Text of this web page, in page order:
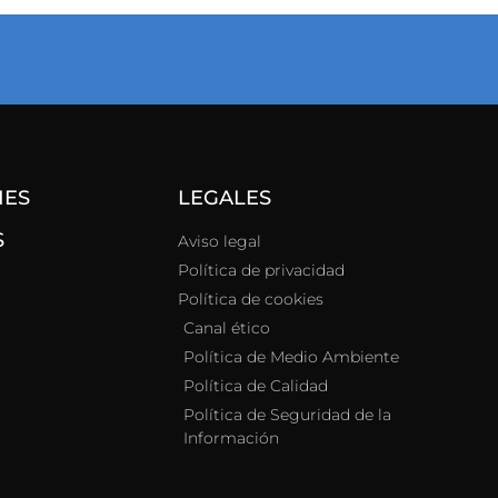
LEGALES
Aviso legal
Política de privacidad
Política de cookies
Canal ético
Política de Medio Ambiente
Política de Calidad
Política de Seguridad de la
Información